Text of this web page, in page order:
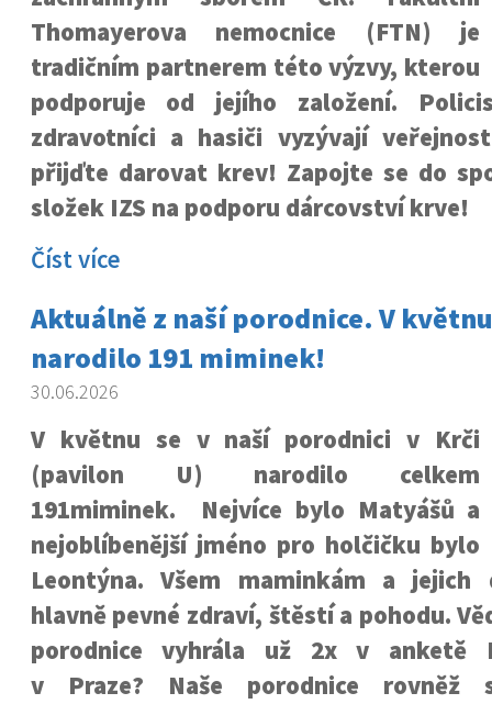
Thomayerova nemocnice (FTN) je
tradičním partnerem této výzvy, kterou
podporuje od jejího založení.
zdravotníci a hasiči vyzývají
přijďte darovat krev! Zapojte se do
složek IZS na podporu dárcovství krve!
Číst více
Aktuálně z naší porodnice. V
narodilo 191 miminek!
30.06.2026
V květnu se v naší porodnici v Krči
(pavilon U) narodilo celkem
191miminek. Nejvíce bylo Matyášů a
nejoblíbenější jméno pro holčičku bylo
Leontýna. Všem maminkám a jejich
hlavně pevné zdraví, štěstí a pohodu.
porodnice vyhrála už 2x v anketě
v Praze? Naše porodnice rovněž